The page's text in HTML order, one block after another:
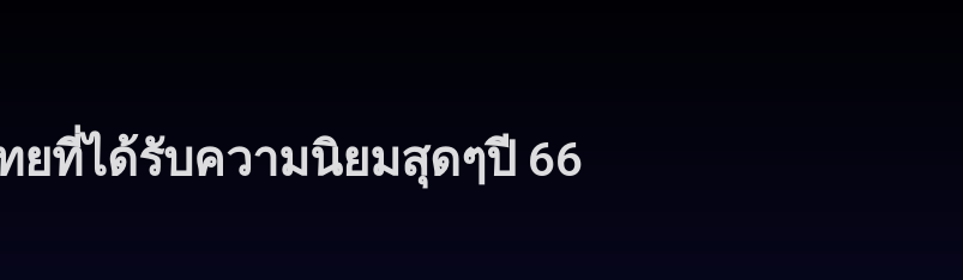
ยที่ได้รับความนิยมสุดๆปี 66